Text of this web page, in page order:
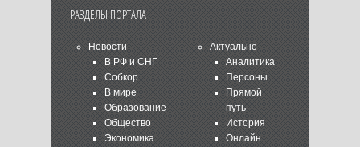
РАЗДЕЛЫ ПОРТАЛА
Новости
В РФ и СНГ
Собкор
В мире
Образование
Общество
Экономика
Актуально
Аналитика
Персоны
Прямой
путь
История
Онлайн